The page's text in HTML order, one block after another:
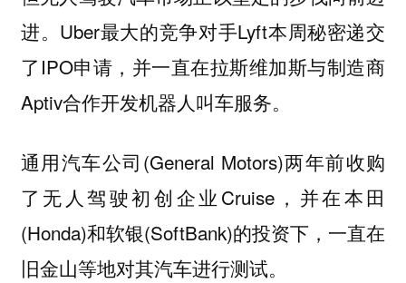
进。Uber最大的竞争对手Lyft本周秘密递交
了IPO申请，并一直在拉斯维加斯与制造商
Aptiv合作开发机器人叫车服务。
通用汽车公司(General Motors)两年前收购
了无人驾驶初创企业Cruise，并在本田
(Honda)和软银(SoftBank)的投资下，一直在
旧金山等地对其汽车进行测试。